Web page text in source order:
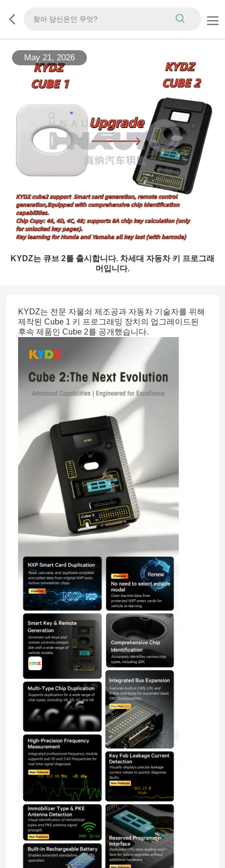
May 21, 2026
KYDZ는 큐브 2를 출시합니다. 차세대 자동차 키 프로그래
머입니다.
KYDZ는 전문 자물쇠 제조공과 자동차 기술자를 위해
제작된 Cube 1 키 프로그래밍 장치의 업그레이드된
후속 제품인 Cube 2를 공개했습니다.